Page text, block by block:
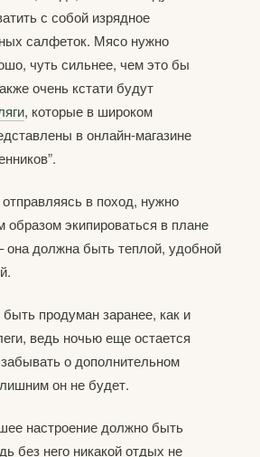
с собой изрядное
салфеток. Мясо нужно
чуть сильнее, чем это бы
очень кстати будут
, которые в широком
в онлайн-магазине
в поход, нужно
образом экипироваться в плане
должна быть теплой, удобной
продуман заранее, как и
ведь ночью еще остается
о дополнительном
он не будет.
настроение должно быть
без него никакой отдых не